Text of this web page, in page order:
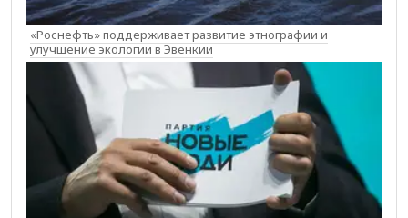
«Роснефть» поддерживает развитие этнографии и
улучшение экологии в Эвенкии